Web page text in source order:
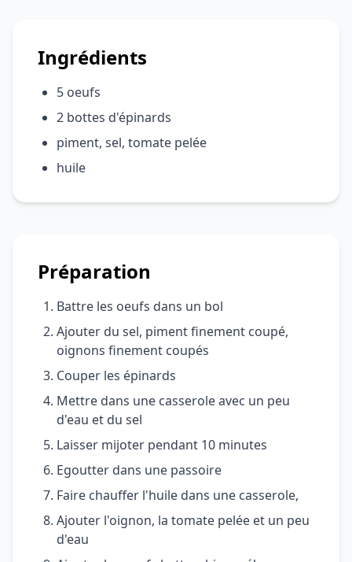
Ingrédients
5 oeufs
2 bottes d'épinards
piment, sel, tomate pelée
huile
Préparation
Battre les oeufs dans un bol
Ajouter du sel, piment finement coupé,
oignons finement coupés
Couper les épinards
Mettre dans une casserole avec un peu
d'eau et du sel
Laisser mijoter pendant 10 minutes
Egoutter dans une passoire
Faire chauffer l'huile dans une casserole,
Ajouter l'oignon, la tomate pelée et un peu
d'eau